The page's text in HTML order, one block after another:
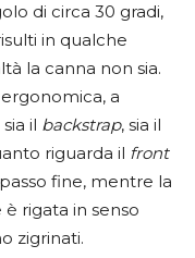
di circa 30 gradi,
in qualche
la canna non sia.
a
il backstrap, sia il
riguarda il front
fine, mentre la
rigata in senso
zigrinati.